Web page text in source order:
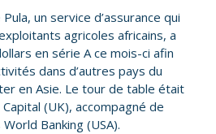
un service d’assurance qui
agricoles africains, a
en série A ce mois-ci afin
dans d’autres pays du
en Asie. Le tour de table était
(UK), accompagné de
World Banking (USA).